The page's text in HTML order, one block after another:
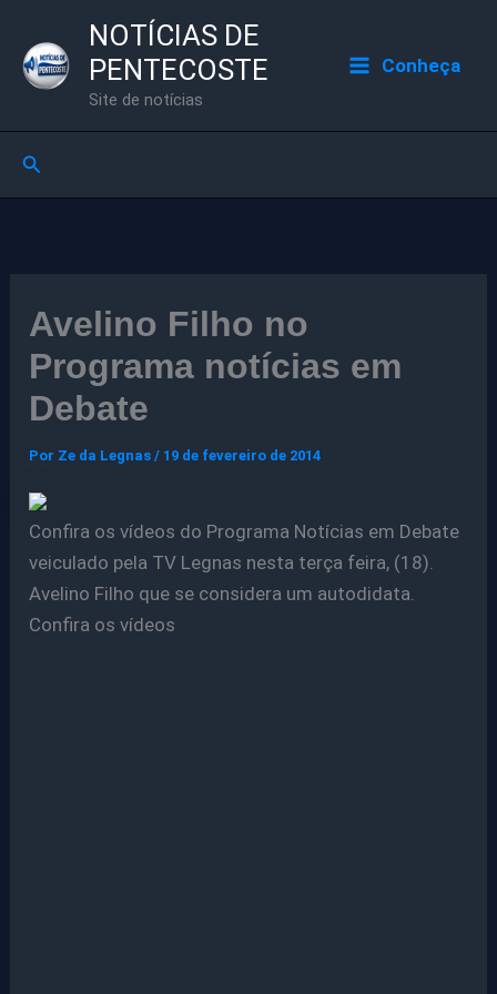
para
NOTÍCIAS DE
PENTECOSTE
Site de notícias
Conheça
Pesquisar
Avelino Filho no
Programa notícias em
Debate
Por Ze da Legnas/ 19 de fevereiro de 2014
Confira os vídeos do Programa Notícias em Debate
veiculado pela TV Legnas nesta terça feira, (18).
Avelino Filho que se considera um autodidata.
Confira os vídeos